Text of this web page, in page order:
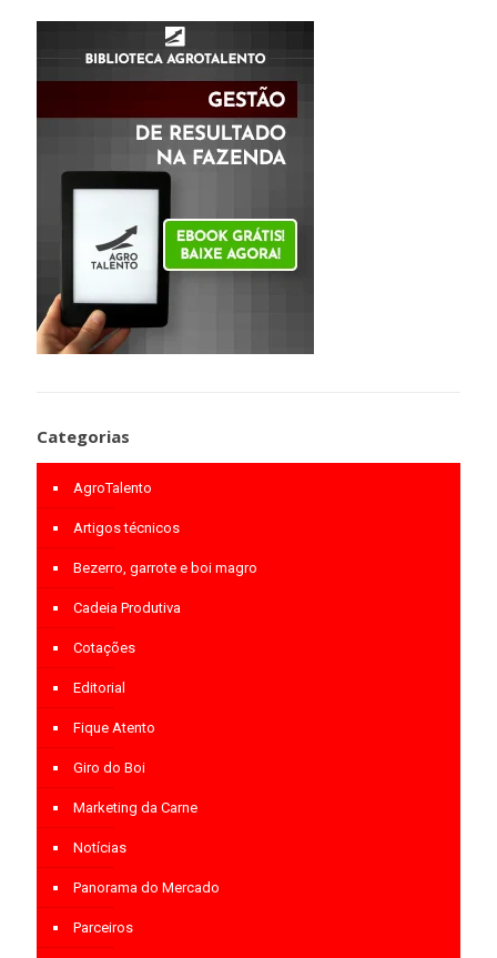
Categorias
AgroTalento
Artigos técnicos
Bezerro, garrote e boi magro
Cadeia Produtiva
Cotações
Editorial
Fique Atento
Giro do Boi
Marketing da Carne
Notícias
Panorama do Mercado
Parceiros